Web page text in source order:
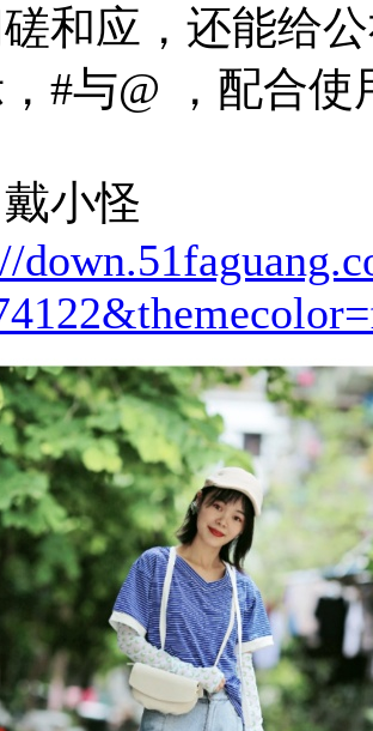
和应，还能给
#与@ ，配合
小怪